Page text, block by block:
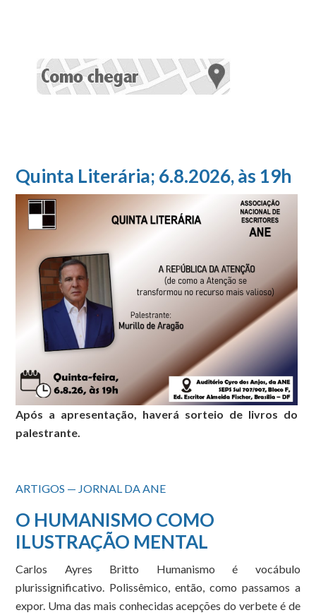
Quinta Literária; 6.8.2026, às 19h
Após a apresentação, haverá sorteio de livros do
palestrante.
ARTIGOS — JORNAL DA ANE
O HUMANISMO COMO
ILUSTRAÇÃO MENTAL
Carlos Ayres Britto Humanismo é vocábulo
plurissignificativo. Polissêmico, então, como passamos a
expor. Uma das mais conhecidas acepções do verbete é de